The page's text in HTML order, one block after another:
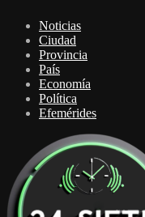
Noticias
Ciudad
Provincia
País
Economía
Política
Efemérides